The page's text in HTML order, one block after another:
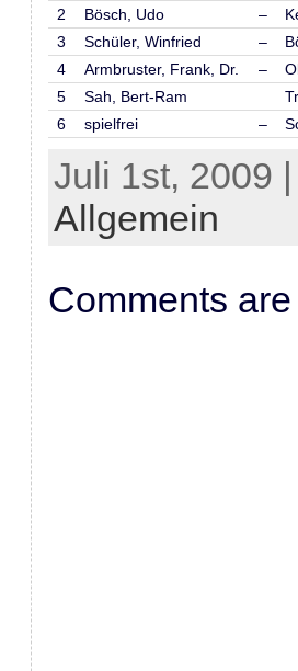
2
Bösch, Udo –
3
Schüler, Winfried –
4
Armbruster, Frank, Dr. –
5
Sah, Bert-Ram
6
spielfrei –
Juli 1st, 2009
Allgemein
Comments